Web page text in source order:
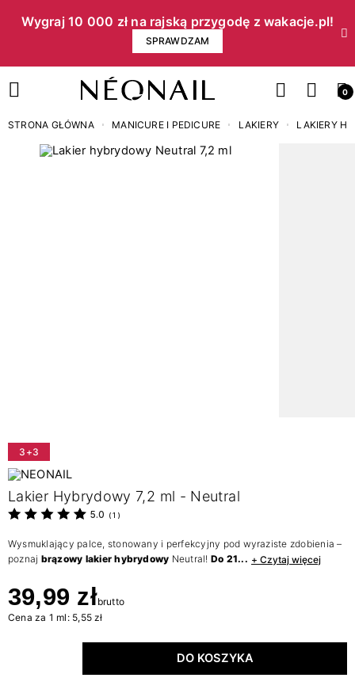
Wygraj 10 000 zł na rajską przygodę z wakacje.pl!​
SPRAWDZAM
0
STRONA GŁÓWNA MANICURE I PEDICURE LAKIERY LAKIERY
3+3
Lakier Hybrydowy 7,2 ml - Neutral
5.0 ( 1 )
Wysmuklający palce, stonowany i perfekcyjny pod wyraziste zdobienia –
poznaj brązowy lakier hybrydowy Neutral! Do 21... + Czytaj więcej
39,99 złbrutto
Cena za 1 ml: 5,55 zł
DO KOSZYKA